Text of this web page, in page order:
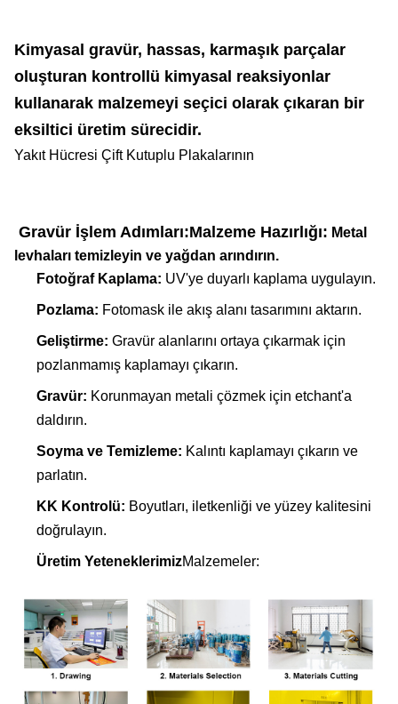
Kimyasal gravür, hassas, karmaşık parçalar
oluşturan kontrollü kimyasal reaksiyonlar
kullanarak malzemeyi seçici olarak çıkaran bir
eksiltici üretim sürecidir.
Yakıt Hücresi Çift Kutuplu Plakalarının
Gravür İşlem Adımları:Malzeme Hazırlığı: Metal
levhaları temizleyin ve yağdan arındırın.
Fotoğraf Kaplama: UV'ye duyarlı kaplama uygulayın.
Pozlama: Fotomask ile akış alanı tasarımını aktarın.
Geliştirme: Gravür alanlarını ortaya çıkarmak için
pozlanmamış kaplamayı çıkarın.
Gravür: Korunmayan metali çözmek için etchant'a
daldırın.
Soyma ve Temizleme: Kalıntı kaplamayı çıkarın ve
parlatın.
KK Kontrolü: Boyutları, iletkenliği ve yüzey kalitesini
doğrulayın.
Üretim YeteneklerimizMalzemeler: